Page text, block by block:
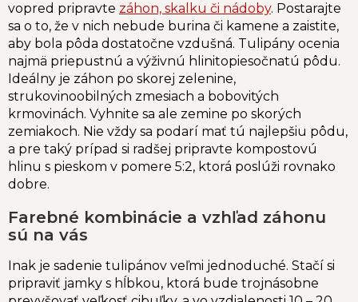
vopred pripravte záhon, skalku či nádoby. Postarajte
sa o to, že v nich nebude burina či kamene a zaistite,
aby bola pôda dostatočne vzdušná. Tulipány ocenia
najmä priepustnú a výživnú hlinitopiesočnatú pôdu.
Ideálny je záhon po skorej zelenine,
strukovinoobilných zmesiach a bobovitých
krmovinách. Vyhnite sa ale zemine po skorých
zemiakoch. Nie vždy sa podarí mať tú najlepšiu pôdu,
a pre taký prípad si radšej pripravte kompostovú
hlinu s pieskom v pomere 5:2, ktorá poslúži rovnako
dobre.
Farebné kombinácie a vzhľad záhonu
sú na vás
Inak je sadenie tulipánov veľmi jednoduché. Stačí si
pripraviť jamky s hĺbkou, ktorá bude trojnásobne